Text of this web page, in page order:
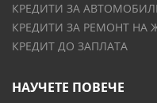
КРЕДИТИ ЗА
КРЕДИТИ ЗА РЕМОНТ НА
КРЕДИТ ДО ЗАПЛАТА
НАУЧЕТЕ ПОВЕЧЕ